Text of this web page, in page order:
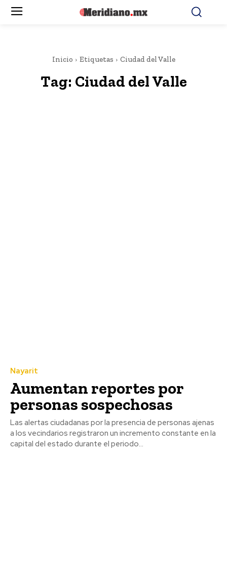
Inicio Etiquetas Ciudad del Valle
Tag: Ciudad del Valle
Nayarit
Aumentan reportes por
personas sospechosas
Las alertas ciudadanas por la presencia de personas ajenas
a los vecindarios registraron un incremento constante en la
capital del estado durante el periodo...